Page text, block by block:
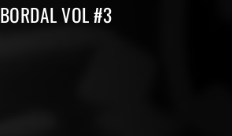
BORDAL VOL #3